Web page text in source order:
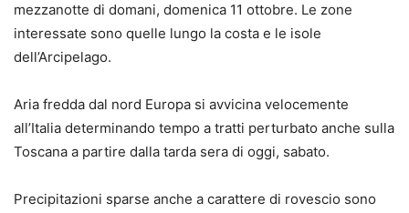
mezzanotte di domani, domenica 11 ottobre. Le zone
interessate sono quelle lungo la costa e le isole
dell’Arcipelago.
Aria fredda dal nord Europa si avvicina velocemente
all’Italia determinando tempo a tratti perturbato anche sulla
Toscana a partire dalla tarda sera di oggi, sabato.
Precipitazioni sparse anche a carattere di rovescio sono